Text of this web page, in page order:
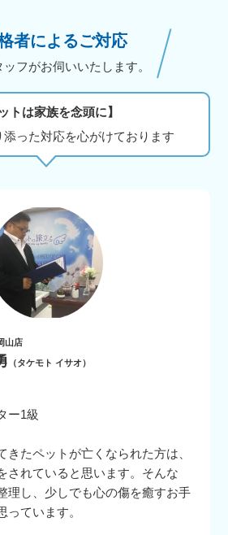
者によるご対応
フがお伺いいたします。
トは家族を念頭に】
添った対応を心がけております
山店
（タケモト イサオ）
ー1級
きたペットが亡くなられた方は、
されていると思います。そんな
理し、少しでも心の傷を癒すお手
っています。